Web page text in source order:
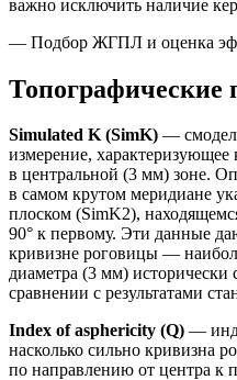
важно исключить наличие
— Подбор ЖГПЛ и оценка
Топографические
Simulated K (SimK) —
измерение,
в центральной (3 мм) зоне.
в самом крутом меридиане
плоском (SimK2),
90° к первому. Эти данные
кривизне роговицы —
диаметра (3 мм) исторически
сравнении с результатами
Index of asphericity (Q) —
насколько сильно кривизна
по направлению от центра к